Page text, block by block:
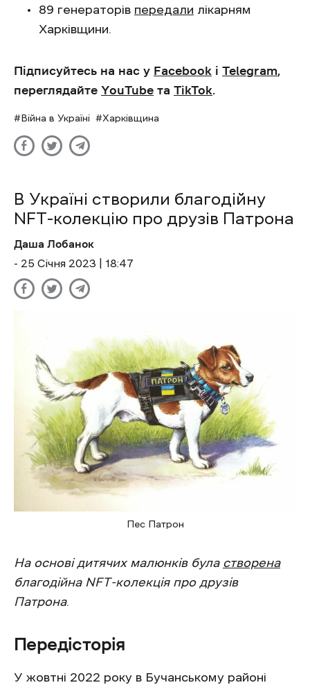
89 генераторів передали лікарням
Харківщини.
Підписуйтесь на нас у Facebook і Telegram,
переглядайте YouTube та TikTok.
Війна в Україні Харківщина
В Україні створили благодійну
NFT-колекцію про друзів Патрона
Даша Лобанок
- 25 Січня 2023 | 18:47
Пес Патрон
На основі дитячих малюнків була створена
благодійна NFT-колекція про друзів
Патрона.
Передісторія
У жовтні 2022 року в Бучанському районі